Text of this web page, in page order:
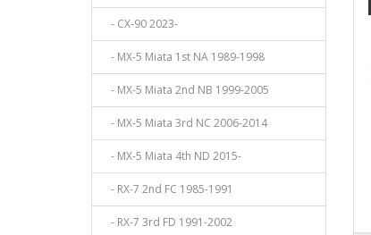
- CX-90 2023-
- MX-5 Miata 1st NA 1989-1998
- MX-5 Miata 2nd NB 1999-2005
- MX-5 Miata 3rd NC 2006-2014
- MX-5 Miata 4th ND 2015-
- RX-7 2nd FC 1985-1991
- RX-7 3rd FD 1991-2002